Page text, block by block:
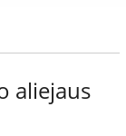
aliejaus